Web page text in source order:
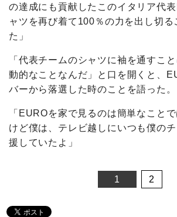
の達成にも貢献したこのイタリア代
ャツを再び着て100％の力を出し切る
た」
「代表チームのシャツに袖を通すこ
動的なことなんだ」と口を開くと、
バーから落選した時のことを語った。
「EUROを家で見るのは簡単なこと
けど僕は、テレビ越しにいつも僕の
援していたよ」
1 2